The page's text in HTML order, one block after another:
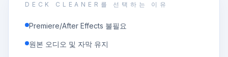
DECK CLEANER를 선택하는 이유
Premiere/After Effects 불필요
원본 오디오 및 자막 유지